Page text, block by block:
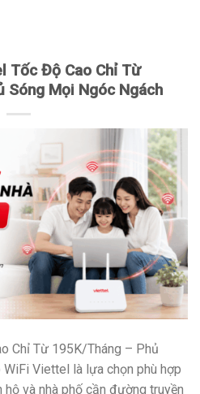
Tốc Độ Cao Chỉ Từ
Sóng Mọi Ngóc Ngách
Chỉ Từ 195K/Tháng – Phủ
Viettel là lựa chọn phù hợp
và nhà phố cần đường truyền